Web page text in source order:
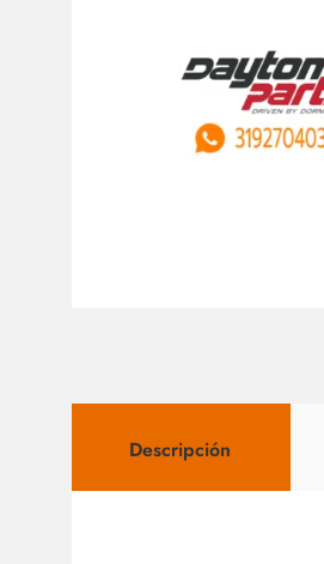
Descripción